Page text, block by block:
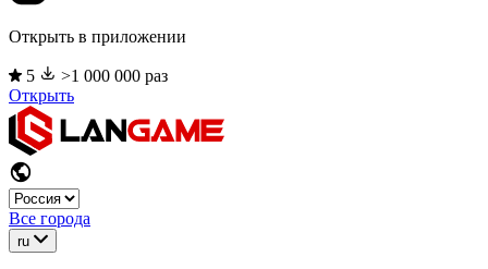
Открыть в приложении
5
>1 000 000 раз
Открыть
Все города
ru